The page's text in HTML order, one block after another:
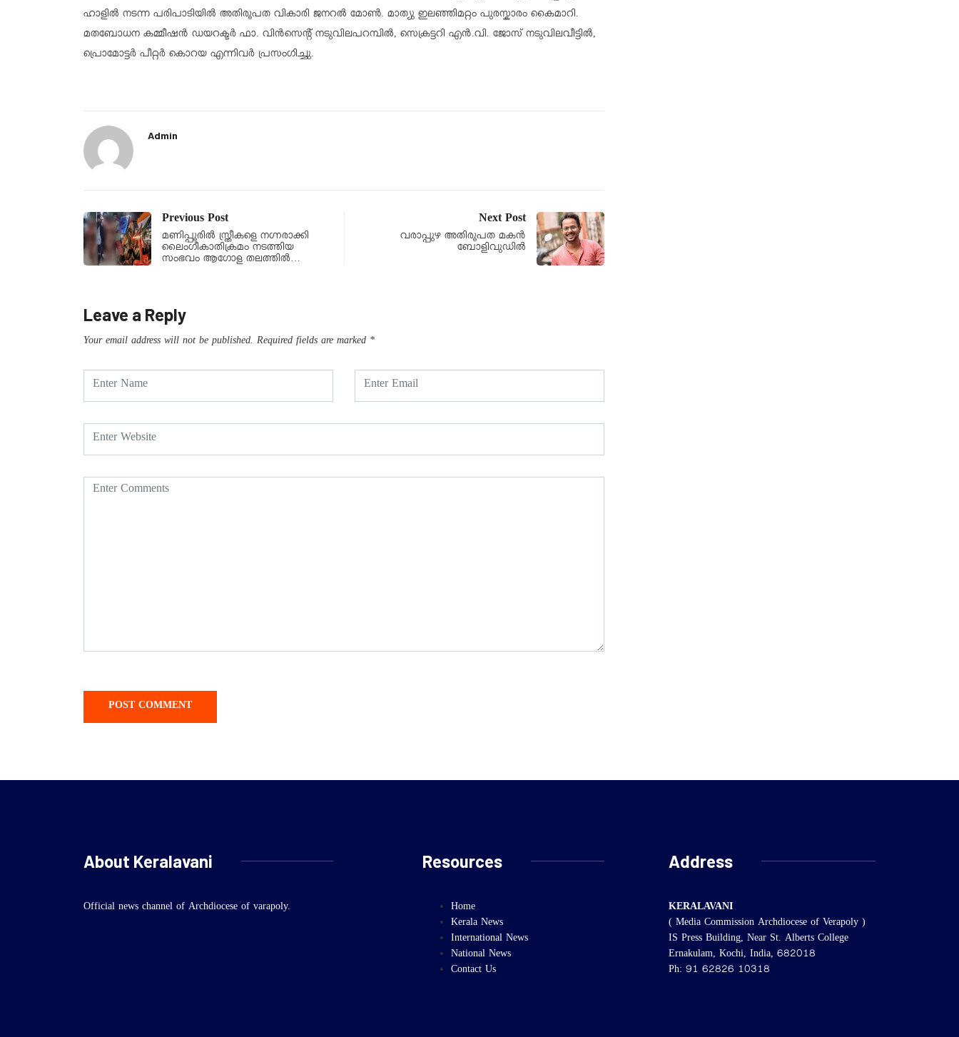
ഹാളിൽ നടന്ന പരിപാടിയിൽ അതിരൂപത വികാരി ജനറൽ മോൺ. മാത്യു ഇലഞ്ഞിമറ്റം പുരസ്കാരം കൈമാറി.
മതബോധന കമ്മീഷൻ ഡയറക്ടർ ഫാ. വിൻസെന്റ് നടുവിലപറമ്പിൽ, സെക്രട്ടറി എൻ.വി. ജോസ് നടുവിലവീട്ടിൽ,
പ്രൊമോട്ടർ പീറ്റർ കൊറയ എന്നിവർ പ്രസംഗിച്ചു.
Admin
Previous Post
മണിപ്പൂരിൽ സ്ത്രീകളെ നഗ്നരാക്കി
ലൈംഗീകാതിക്രമം നടത്തിയ
സംഭവം ആഗോള തലത്തില്‍…
Next Post
വരാപ്പുഴ അതിരൂപത മകൻ
ബോളിവുഡിൽ
Leave a Reply
Your email address will not be published. Required fields are marked *
About Keralavani
Official news channel of Archdiocese of varapoly.
Resources
Home
Kerala News
International News
National News
Contact Us
Address
KERALAVANI
( Media Commission Archdiocese of Verapoly )
IS Press Building, Near St. Alberts College
Ernakulam, Kochi, India, 682018
Ph: 91 62826 10318